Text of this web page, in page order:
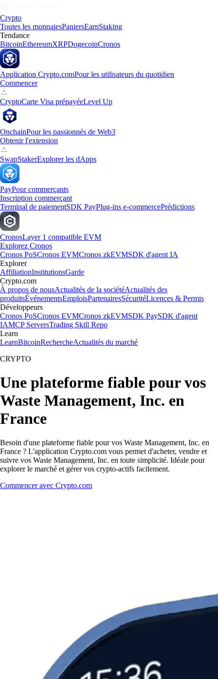
Crypto
Toutes les monnaiesPaniersEarnStaking
Tendance
BitcoinEthereumXRPDogecoinCronos
Application Crypto.comPour les utilisateurs du quotidien
Commencer
CryptoCarte Visa prépayéeLevel Up
OnchainPour les passionnés de Web3
Obtenir l'extension
SwapStakerExplorer les dApps
PayPour commerçants
Inscription commerçant
Terminal de paiementSDK PayPlug-ins e-commercePrédictions
CronosLayer 1 compatible EVM
Explorez Cronos
Cronos PoSCronos EVMCronos zkEVMSDK d'agent IA
Explorer
AffiliationInstitutionsGarde
Crypto.com
À propos de nousActualités de la sociétéActualités des
produitsÉvénementsEmploisPartenairesSécuritéLicences & Permis
Développeurs
Cronos PoSCronos EVMCronos zkEVMSDK PaySDK d'agent
IAMCP ServersTrading Skill Repo
Learn
LearnBitcoinRechercheActualités du marché
CRYPTO
Une plateforme fiable pour vos
Waste Management, Inc. en
France
Besoin d'une plateforme fiable pour vos Waste Management, Inc. en
France ? L'application Crypto.com vous permet d'acheter, vendre et
suivre vos Waste Management, Inc. en toute simplicité. Idéale pour
explorer le marché et gérer vos crypto-actifs facilement.
Commencer avec Crypto.com